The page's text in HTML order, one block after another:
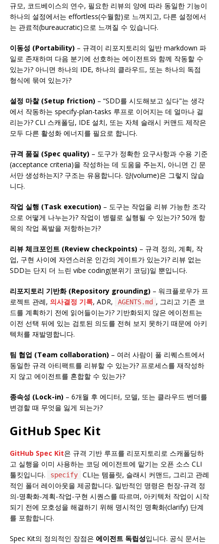
규모, 코드베이스의 연수, 필요한 리뷰의 양에 따라 동일한 기능이
하나의 설정에서는 effortless(수월함)로 느껴지고, 다른 설정에서
는 관료적(bureaucratic)으로 느껴질 수 있습니다.
이동성 (Portability) – 규격이 리포지토리의 일반 markdown 파
일로 존재하며 다음 분기에 선호하는 에이전트와 함께 작동할 수
있는가? 아니면 하나의 IDE, 하나의 클라우드, 또는 하나의 독점
형식에 묶여 있는가?
설정 마찰 (Setup friction) – “SDD를 시도해보고 싶다"는 생각
에서 작동하는 specify-plan-tasks 루프로 이어지는 데 얼마나 걸
리는가? CLI 스캐폴딩, IDE 설치, 또는 자체 슬래시 커맨드 제작은
모두 다른 활성화 에너지를 필요로 합니다.
규격 품질 (Spec quality) – 도구가 정확한 요구사항과 수용 기준
(acceptance criteria)을 작성하는 데 도움을 주는지, 아니면 긴 문
서만 생성하는지? 구조는 유용합니다. 양(volume)은 그렇지 않습
니다.
작업 실행 (Task execution) – 도구는 작업을 리뷰 가능한 조각
으로 어떻게 나누는가? 작업이 병렬로 실행될 수 있는가? 50개 항
목의 작업 폭발을 저항하는가?
리뷰 체크포인트 (Review checkpoints) – 규격 정의, 계획, 작
업, 구현 사이에 자연스러운 인간의 게이트가 있는가? 리뷰 없는
SDD는 단지 더 느린 vibe coding(분위기 코딩)일 뿐입니다.
리포지토리 기반화 (Repository grounding) – 워크플로우가 프
로젝트 관례, 의사결정 기록, ADR, AGENTS.md , 그리고 기존 코
드를 계획하기 전에 읽어들이는가? 기반화되지 않은 에이전트는
이전 선택 뒤에 있는 검토된 의도를 전혀 보지 못하기 때문에 아키
텍처를 재발명합니다.
팀 협업 (Team collaboration) – 여러 사람이 풀 리퀘스트에서
동일한 규격 아티팩트를 리뷰할 수 있는가? 프로세스를 재작성하
지 않고 에이전트를 혼합할 수 있는가?
종속성 (Lock-in) – 6개월 후 에디터, 모델, 또는 클라우드 벤더를
변경할 때 무엇을 잃게 되는가?
GitHub Spec Kit
GitHub Spec Kit은 규격 기반 루프를 리포지토리로 스캐폴딩하
고 실행을 이미 사용하는 코딩 에이전트에 맡기는 오픈 소스 CLI
툴킷입니다.
specify
CLI는 템플릿, 슬래시 커맨드, 그리고 관례
적인 폴더 레이아웃을 제공합니다. 일반적인 명령은 헌장-규격 정
의-명확화-계획-작업-구현 시퀀스를 따르며, 아키텍처 작업이 시작
되기 전에 모호성을 해결하기 위해 명시적인 명확화(clarify) 단계
를 포함합니다.
Spec Kit의 정의적인 장점은 에이전트 독립성입니다. 공식 문서는